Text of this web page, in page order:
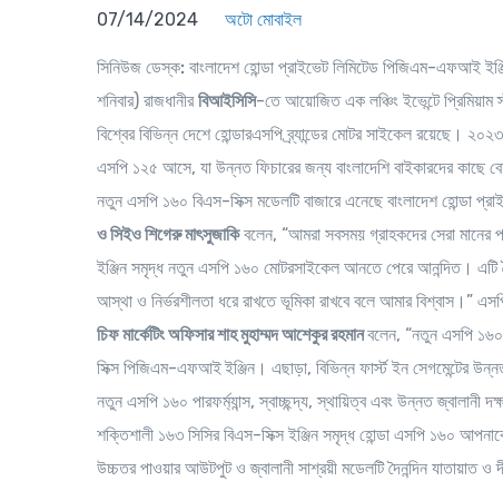
07/14/2024 অটো মোবাইল
সিনিউজ ডেস্ক: বাংলাদেশ হোন্ডা প্রাইভেট লিমিটেড পিজিএম-এফআই
শনিবার) রাজধানীরবিআইসিসি-তে আয়োজিত এক লঞ্চিং ইভেন্টে প্রিমিয়াম
বিশ্বের বিভিন্ন দেশে হোন্ডারএসপি ব্র্যান্ডের মোটর সাইকেল রয়েছে।
এসপি ১২৫ আসে, যা উন্নত ফিচারের জন্য বাংলাদেশি বাইকারদের
নতুন এসপি ১৬০ বিএস-সিক্স মডেলটি বাজারে এনেছে বাংলাদেশ হোন্ডা
ও সিইও শিগেরু মাৎসুজাকিবলেন, “আমরা সবসময় গ্রাহকদের সেরা মানের
ইঞ্জিন সমৃদ্ধ নতুন এসপি ১৬০ মোটরসাইকেল আনতে পেরে আনন্দিত। এটি
আস্থা ও নির্ভরশীলতা ধরে রাখতে ভূমিকা রাখবে বলে আমার বিশ্বাস।”
চিফ মার্কেটিং অফিসার শাহ মুহাম্মদআশেকুর রহমানবলেন, “নতুন এসপি ১৬০
সিক্স পিজিএম-এফআইইঞ্জিন। এছাড়া, বিভিন্ন ফার্স্ট ইন সেগমেন্টের
নতুন এসপি ১৬০ পারফর্ম্যান্স, স্বাচ্ছন্দ্য, স্থায়িত্ব এবং উন্নত জ্বালানী
শক্তিশালী ১৬৩ সিসির বিএস-সিক্স ইঞ্জিন সমৃদ্ধ হোন্ডা এসপি ১৬০
উচ্চতর পাওয়ার আউটপুট ও জ্বালানী সাশ্রয়ী মডেলটি দৈনন্দিন যাতায়াত